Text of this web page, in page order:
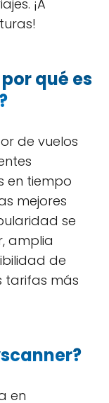
¡A
qué es
de vuelos
en tiempo
mejores
se
amplia
de
tarifas más
en